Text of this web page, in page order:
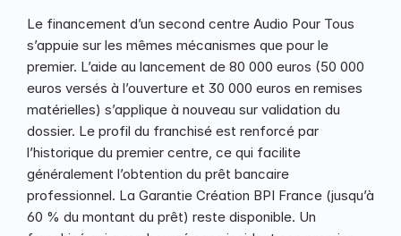
Le financement d’un second centre Audio Pour Tous
s’appuie sur les mêmes mécanismes que pour le
premier. L’aide au lancement de 80 000 euros (50 000
euros versés à l’ouverture et 30 000 euros en remises
matérielles) s’applique à nouveau sur validation du
dossier. Le profil du franchisé est renforcé par
l’historique du premier centre, ce qui facilite
généralement l’obtention du prêt bancaire
professionnel. La Garantie Création BPI France (jusqu’à
60 % du montant du prêt) reste disponible. Un